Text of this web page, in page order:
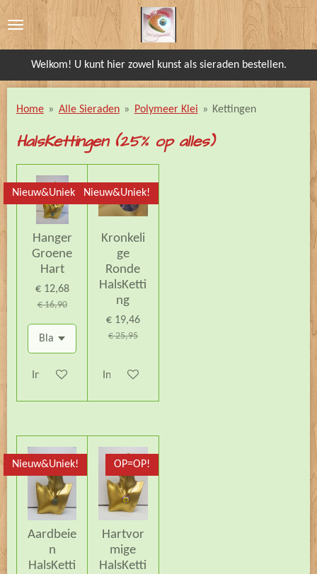
direct
Welkom! U kunt hier zowel kunst als sieraden bestellen.
Home » Alle Sieraden » Polymeer Klei » Kettingen
HalsKettingen (25% op alles)
Nieuw&Uniek!
Hanger
Groene
Hart
€ 12,68
€ 16,90
In winkelwagen
Nieuw&Uniek!
Kronkeli
ge
Ronde
HalsKetti
ng
€ 19,46
€ 25,95
In winkelwagen
Nieuw&Uniek!
Aardbeie
n
HalsKetti
OP=OP!
Hartvor
mige
HalsKetti